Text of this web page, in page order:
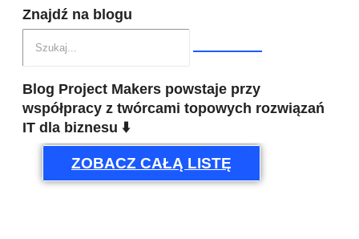
Znajdź na blogu
Blog Project Makers powstaje przy
współpracy z twórcami topowych rozwiązań
IT dla biznesu ⬇️
ZOBACZ CAŁĄ LISTĘ